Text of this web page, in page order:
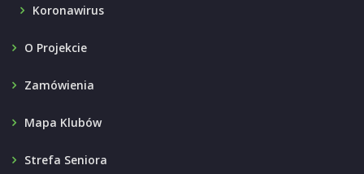
Koronawirus
O Projekcie
Zamówienia
Mapa Klubów
Strefa Seniora